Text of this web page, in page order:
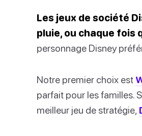
Les jeux de société
pluie, ou chaque fois
personnage Disney
Notre premier choix est
parfait pour les familles.
meilleur jeu de stratégie,